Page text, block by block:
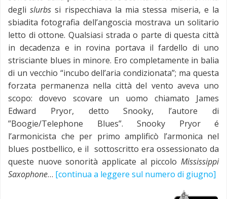
deglislurbs si rispecchiava la mia stessa miseria, e la
sbiadita fotografia dell’angoscia mostrava un solitario
letto di ottone. Qualsiasi strada o parte di questa città
in decadenza e in rovina portava il fardello di uno
strisciante blues in minore. Ero completamente in balia
di un vecchio “incubo dell’aria condizionata”; ma questa
forzata permanenza nella città del vento aveva uno
scopo: dovevo scovare un uomo chiamato James
Edward Pryor, detto Snooky, l’autore di
”Boogie/Telephone Blues”. Snooky Pryor é
l’armonicista che per primo amplificò l’armonica nel
blues postbellico, e il sottoscritto era ossessionato da
queste nuove sonorità applicate al piccolo Mississippi
Saxophone… [continua a leggere sul numero di giugno]